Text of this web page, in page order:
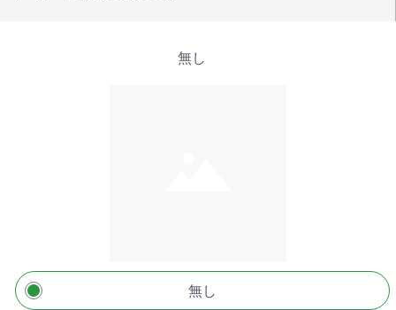
無し
無し